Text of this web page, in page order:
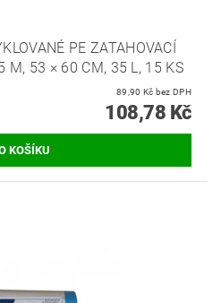
PE ZATAHOVACÍ
Μ, 53 × 60 CM, 35 L, 15 KS
89,90 Kč bez DPH
108,78 Kč